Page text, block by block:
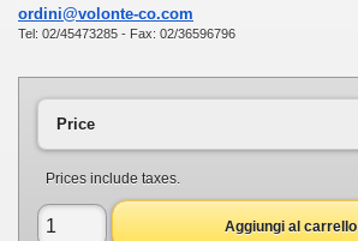
ordini@volonte-co.com
Tel: 02/45473285 - Fax: 02/36596796
Price
Prices include taxes.
Aggiungi al carrello